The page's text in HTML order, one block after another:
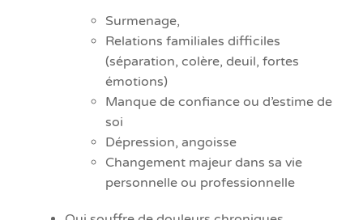
Surmenage,
Relations familiales difficiles
(séparation, colère, deuil, fortes
émotions)
Manque de confiance ou d’estime de
soi
Dépression, angoisse
Changement majeur dans sa vie
personnelle ou professionnelle